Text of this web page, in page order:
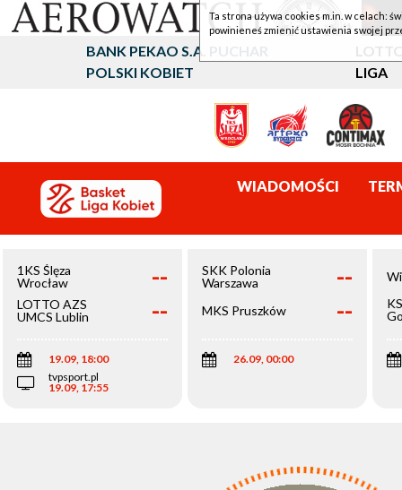
BANK PEKAO S.A. PUCHAR
POLSKI KOBIET
LIGA
WIADOMOŚCI
1KS Ślęza
Wrocław
--
LOTTO AZS
UMCS Lublin
--
19.09, 18:00
tvpsport.pl
19.09, 17:55
SKK Polonia
Warszawa
--
MKS Pruszków --
26.09, 00:00
Ta strona używa cookies m.in. w celach:
powinieneś zmienić ustawienia swojej